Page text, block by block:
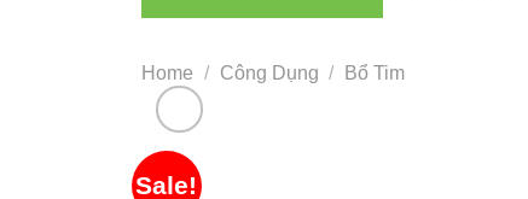
Home / Công Dụng / Bổ Tim
Sale!